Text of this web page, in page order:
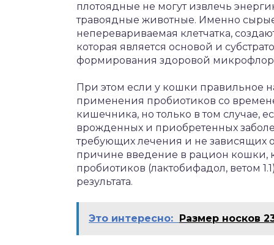
плотоядные не могут извлечь
травоядные животные. Именно
неперевариваемая клетчатка,
которая является основой и
формирования здоровой
При этом если у кошки правильное
применения пробиотиков со
кишечника, но только в том случае,
врожденных и приобретенных
требующих лечения и не зависящих
причине введение в рацион кошки,
пробиотиков (лактобифадол, ветом
результата.
Это интересно: Размер носков